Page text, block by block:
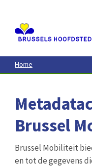
contenu
principal
Home
Brussel
Brussel Mobiliteit
en tot de gegevens